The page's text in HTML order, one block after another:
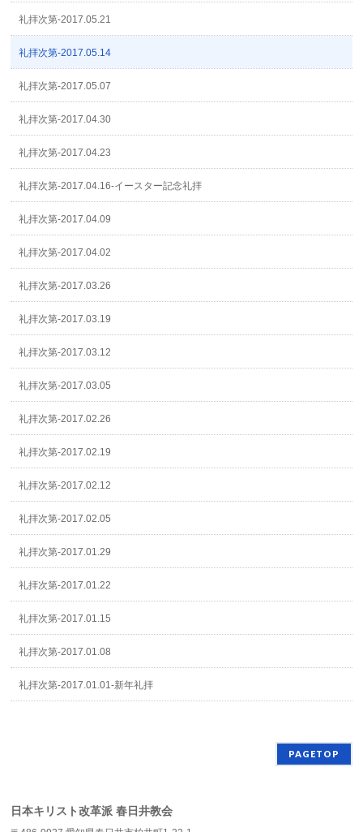
礼拝次第-2017.05.21
礼拝次第-2017.05.14
礼拝次第-2017.05.07
礼拝次第-2017.04.30
礼拝次第-2017.04.23
礼拝次第-2017.04.16-イースター記念礼拝
礼拝次第-2017.04.09
礼拝次第-2017.04.02
礼拝次第-2017.03.26
礼拝次第-2017.03.19
礼拝次第-2017.03.12
礼拝次第-2017.03.05
礼拝次第-2017.02.26
礼拝次第-2017.02.19
礼拝次第-2017.02.12
礼拝次第-2017.02.05
礼拝次第-2017.01.29
礼拝次第-2017.01.22
礼拝次第-2017.01.15
礼拝次第-2017.01.08
礼拝次第-2017.01.01-新年礼拝
PAGETOP
日本キリスト改革派 春日井教会